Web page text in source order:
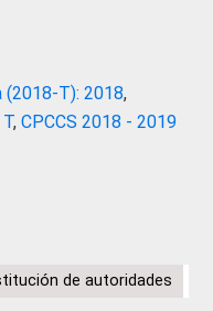
(2018-T): 2018,
, CPCCS 2018 - 2019
de autoridades